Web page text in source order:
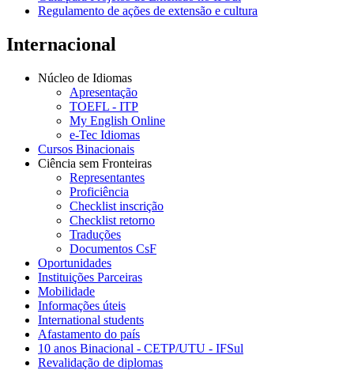
Regulamento de ações de extensão e cultura
Internacional
Núcleo de Idiomas
Apresentação
TOEFL - ITP
My English Online
e-Tec Idiomas
Cursos Binacionais
Ciência sem Fronteiras
Representantes
Proficiência
Checklist inscrição
Checklist retorno
Traduções
Documentos CsF
Oportunidades
Instituições Parceiras
Mobilidade
Informações úteis
International students
Afastamento do país
10 anos Binacional - CETP/UTU - IFSul
Revalidação de diplomas